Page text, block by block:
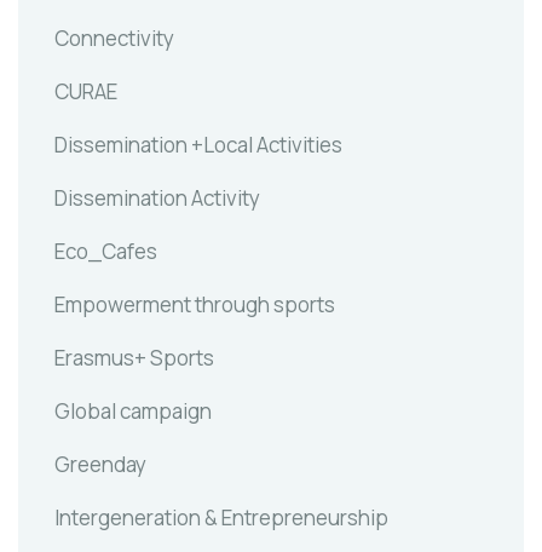
Connectivity
CURAE
Dissemination +Local Activities
Dissemination Activity
Eco_Cafes
Empowerment through sports
Erasmus+ Sports
Global campaign
Greenday
Intergeneration & Entrepreneurship